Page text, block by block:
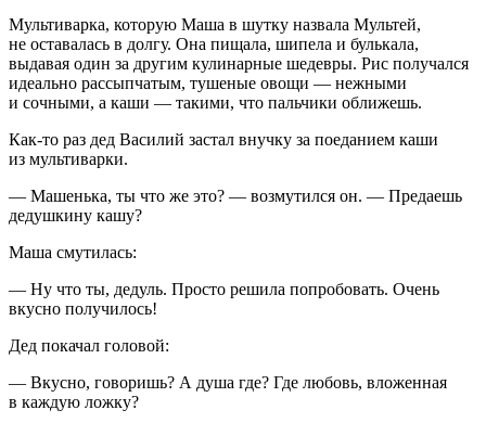
Мультиварка, которую Маша в шутку назвала Мультей,
не оставалась в долгу. Она пищала, шипела и булькала,
выдавая один за другим кулинарные шедевры. Рис получался
идеально рассыпчатым, тушеные овощи — нежными
и сочными, а каши — такими, что пальчики оближешь.
Как-то раз дед Василий застал внучку за поеданием каши
из мультиварки.
— Машенька, ты что же это? — возмутился он. — Предаешь
дедушкину кашу?
Маша смутилась:
— Ну что ты, дедуль. Просто решила попробовать. Очень
вкусно получилось!
Дед покачал головой:
— Вкусно, говоришь? А душа где? Где любовь, вложенная
в каждую ложку?